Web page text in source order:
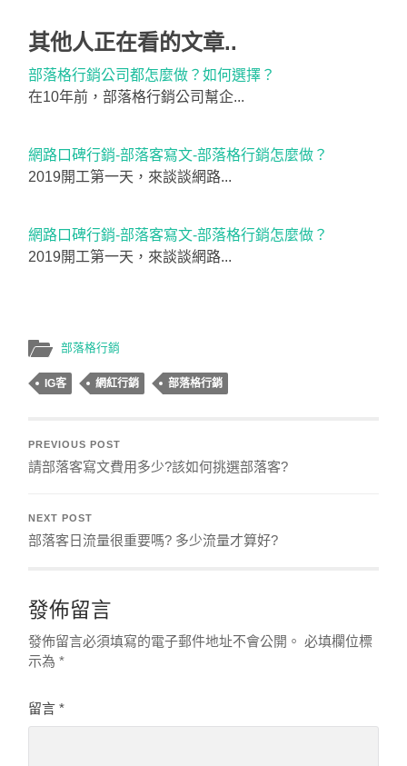
其他人正在看的文章..
部落格行銷公司都怎麼做？如何選擇？
在10年前，部落格行銷公司幫企...
網路口碑行銷-部落客寫文-部落格行銷怎麼做？
2019開工第一天，來談談網路...
網路口碑行銷-部落客寫文-部落格行銷怎麼做？
2019開工第一天，來談談網路...
部落格行銷
IG客 網紅行銷 部落格行銷
PREVIOUS POST
請部落客寫文費用多少?該如何挑選部落客?
NEXT POST
部落客日流量很重要嗎? 多少流量才算好?
發佈留言
發佈留言必須填寫的電子郵件地址不會公開。 必填欄位標
示為*
留言*